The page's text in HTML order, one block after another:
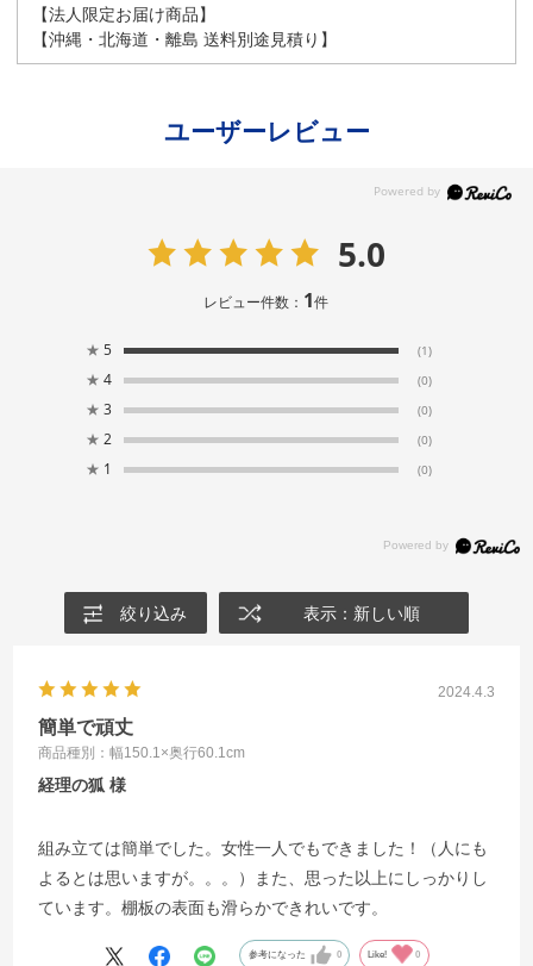
【法人限定お届け商品】
【沖縄・北海道・離島 送料別途見積り】
ユーザーレビュー
5.0
レビュー件数： 1件
★ 5 (1)
★ 4 (0)
★ 3 (0)
★ 2 (0)
★ 1 (0)
絞り込み 表示：新しい順
2024.4.3
簡単で頑丈
商品種別：幅150.1×奥行60.1cm
経理の狐
組み立ては簡単でした。女性一人でもできました！（人にも
よるとは思いますが。。。）また、思った以上にしっかりし
ています。棚板の表面も滑らかできれいです。
参考になった 0 Like! 0